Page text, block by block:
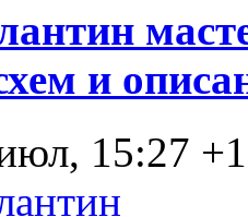
и
15:27